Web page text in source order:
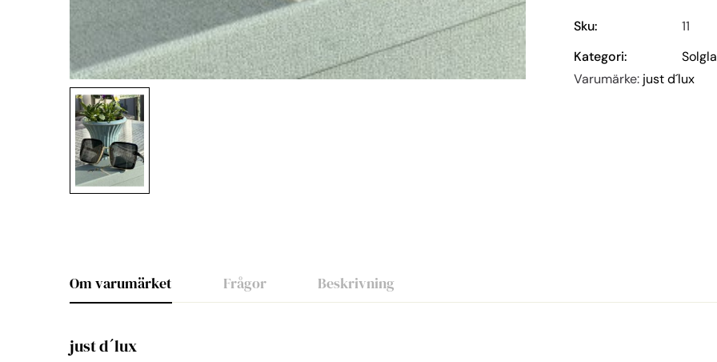
Sku:
11
Kategori:
Varumärke: just d´lux
Om varumärket Frågor Beskrivning
just d´lux